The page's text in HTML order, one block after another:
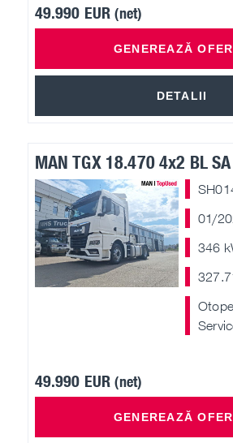
49.990 EUR(net)
GENEREAZĂ
DETALII
MAN TGX 18.470 4x2 BL SA
01/
346
49.990 EUR(net)
GENEREAZĂ